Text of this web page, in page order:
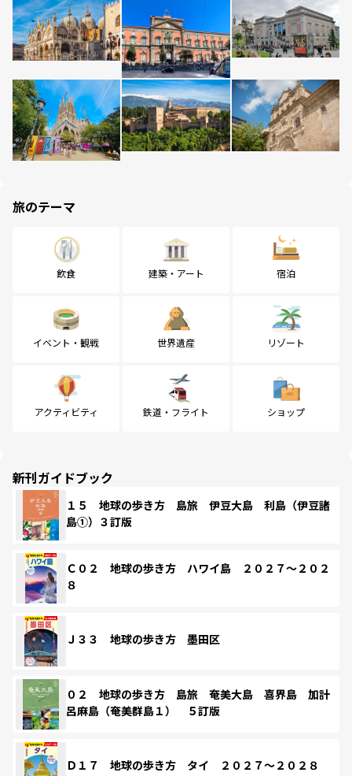
旅のテーマ
飲食 建築・アート 宿泊
イベント・観戦 世界遺産 リゾート
アクティビティ 鉄道・フライト ショップ
新刊ガイドブック
１５ 地球の歩き方 島旅 伊豆大島 利島（伊豆諸
島①）３訂版
Ｃ０２ 地球の歩き方 ハワイ島 ２０２７～２０２
８
Ｊ３３ 地球の歩き方 墨田区
０２ 地球の歩き方 島旅 奄美大島 喜界島 加計
呂麻島（奄美群島１） ５訂版
Ｄ１７ 地球の歩き方 タイ ２０２７～２０２８